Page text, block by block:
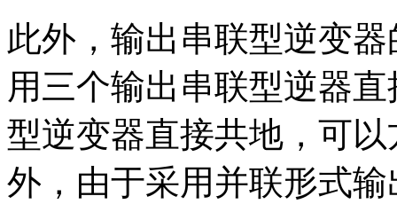
此外，输出串联型逆变
用三个输出串联型逆器
型逆变器直接共地，可
外，由于采用并联形式